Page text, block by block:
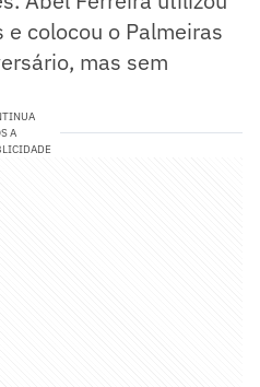
colocou o Palmeiras
mas sem
A